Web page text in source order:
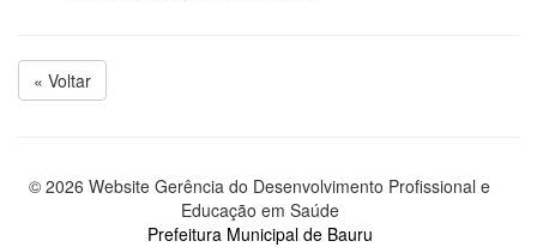
« Voltar
© 2026 Website Gerência do Desenvolvimento Profissional e
Educação em Saúde
Prefeitura Municipal de Bauru